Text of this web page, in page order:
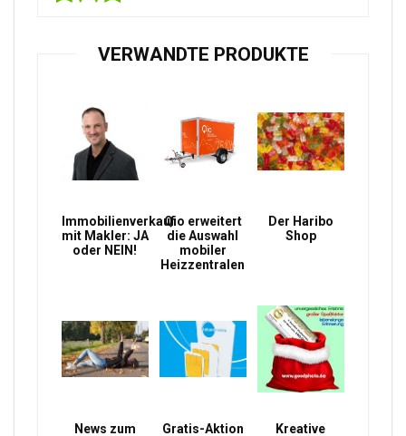
VERWANDTE PRODUKTE
Immobilienverkauf
mit Makler: JA
oder NEIN!
Qio erweitert
die Auswahl
mobiler
Heizzentralen
Der Haribo
Shop
News zum Gratis-Aktion Kreative